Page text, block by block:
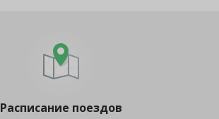
Расписание поездов